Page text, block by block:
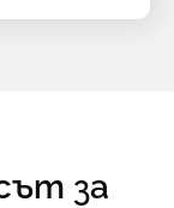
за